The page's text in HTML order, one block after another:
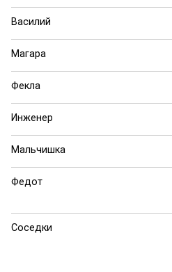
Василий
Магара
Фекла
Инженер
Мальчишка
Федот
Соседки